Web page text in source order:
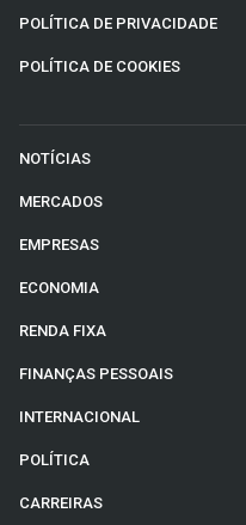
POLÍTICA DE PRIVACIDADE
POLÍTICA DE COOKIES
NOTÍCIAS
MERCADOS
EMPRESAS
ECONOMIA
RENDA FIXA
FINANÇAS PESSOAIS
INTERNACIONAL
POLÍTICA
CARREIRAS